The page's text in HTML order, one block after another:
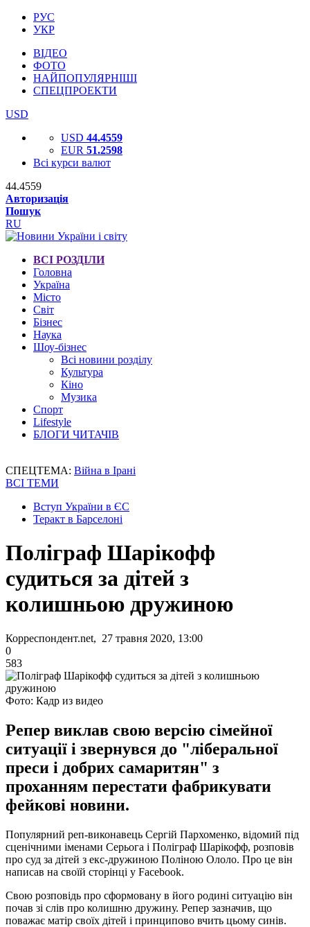
РУС
УКР
ВІДЕО
ФОТО
НАЙПОПУЛЯРНІШІ
СПЕЦПРОЕКТИ
USD
USD 44.4559
EUR 51.2598
Всі курси валют
44.4559
Авторизація
Пошук
RU
ВСІ РОЗДІЛИ
Головна
Україна
Місто
Світ
Бізнес
Наука
Шоу-бізнес
Всі новини розділу
Культура
Кіно
Музика
Спорт
Lifestyle
БЛОГИ ЧИТАЧІВ
СПЕЦТЕМА: Війна в Ірані
ВСІ ТЕМИ
Вступ України в ЄС
Теракт в Барселоні
Поліграф Шарікофф
судиться за дітей з
колишньою дружиною
Корреспондент.net, 27 травня 2020, 13:00
0
583
Фото: Кадр из видео
Репер виклав свою версію сімейної
ситуації і звернувся до "ліберальної
преси і добрих самаритян" з
проханням перестати фабрикувати
фейкові новини.
Популярний реп-виконавець Сергій Пархоменко, відомий під
сценічними іменами Серьога і Поліграф Шарікофф, розповів
про суд за дітей з екс-дружиною Поліною Ололо. Про це він
написав на своїй сторінці у Facebook.
Свою розповідь про сформовану в його родині ситуацію він
почав зі слів про колишню дружину. Репер зазначив, що
поважає матір своїх дітей і принципово вчить цьому синів.